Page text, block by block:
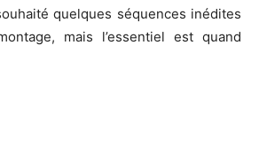
quelques séquences inédites
mais l’essentiel est quand